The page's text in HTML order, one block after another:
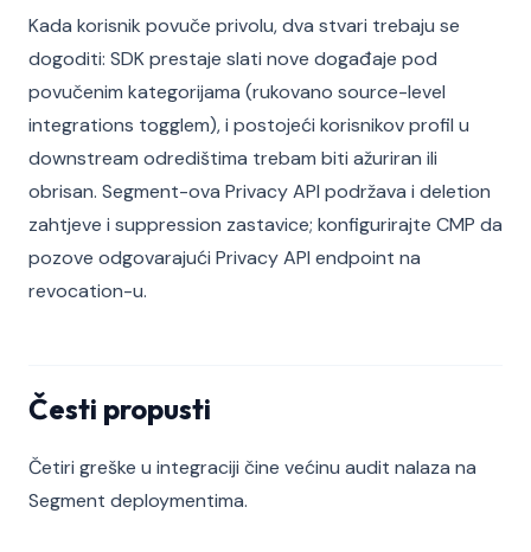
Kada korisnik povuče privolu, dva stvari trebaju se
dogoditi: SDK prestaje slati nove događaje pod
povučenim kategorijama (rukovano source-level
integrations togglem), i postojeći korisnikov profil u
downstream odredištima trebam biti ažuriran ili
obrisan. Segment-ova Privacy API podržava i deletion
zahtjeve i suppression zastavice; konfigurirajte CMP da
pozove odgovarajući Privacy API endpoint na
revocation-u.
Česti propusti
Četiri greške u integraciji čine većinu audit nalaza na
Segment deploymentima.